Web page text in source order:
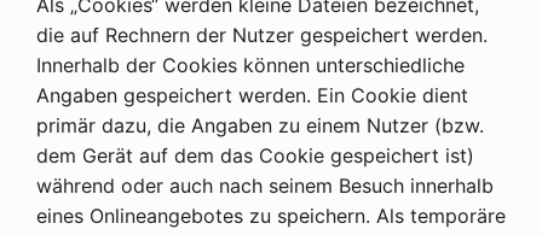
Als „Cookies“ werden kleine Dateien bezeichnet,
die auf Rechnern der Nutzer gespeichert werden.
Innerhalb der Cookies können unterschiedliche
Angaben gespeichert werden. Ein Cookie dient
primär dazu, die Angaben zu einem Nutzer (bzw.
dem Gerät auf dem das Cookie gespeichert ist)
während oder auch nach seinem Besuch innerhalb
eines Onlineangebotes zu speichern. Als temporäre